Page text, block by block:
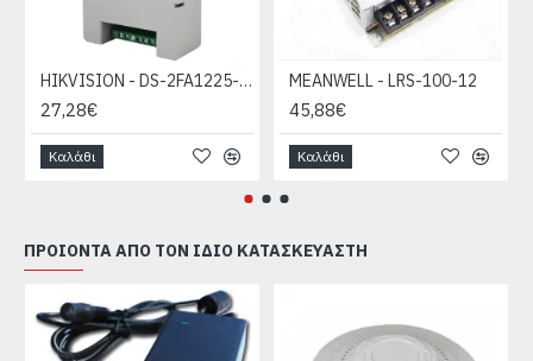
HIKVISION - DS-2FA1225-C4
27,28€
Καλάθι
MEANWELL - LRS-100-12
45,88€
Καλάθι
ΠΡΟΙΌΝΤΑ ΑΠΌ ΤΟΝ ΊΔΙΟ ΚΑΤΑΣΚΕΥΑΣΤΉ